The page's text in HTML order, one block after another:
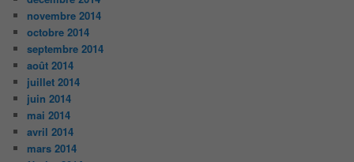
novembre 2014
octobre 2014
septembre 2014
août 2014
juillet 2014
juin 2014
mai 2014
avril 2014
mars 2014